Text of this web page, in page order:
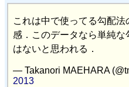
これは中で使ってる勾配
感．このデータなら単純な
はないと思われる．
— Takanori MAEHARA
2013